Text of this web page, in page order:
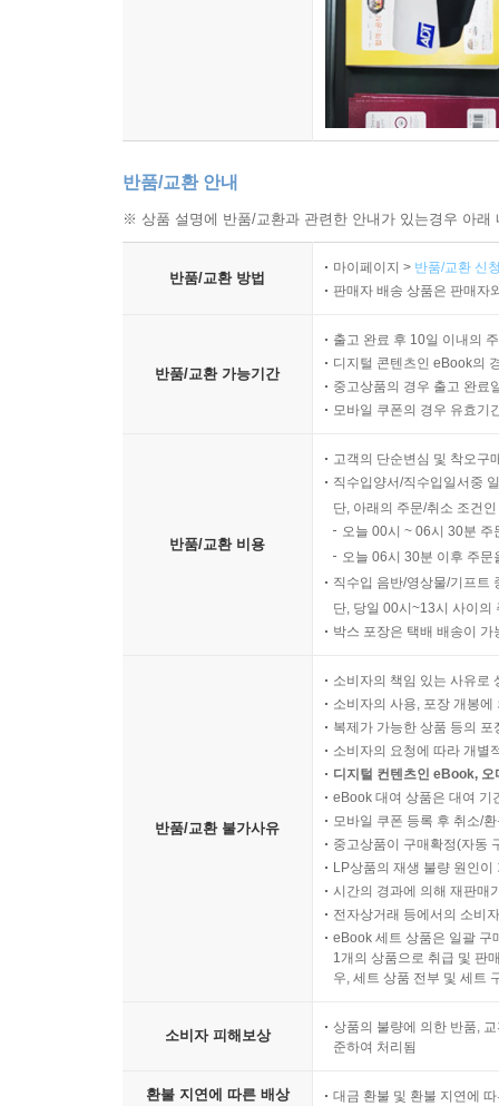
반품/교환 안내
※ 상품 설명에 반품/교환과 관련한 안내가 있는경우 아
반품/교환 방법
마이페이지 > 반품/교환 신
판매자 배송 상품은 판매자
반품/교환 가능기간
출고 완료 후 10일 이내의
디지털 콘텐츠인 eBook의
중고상품의 경우 출고 완료
모바일 쿠폰의 경우 유효기
반품/교환 비용
고객의 단순변심 및 착오구
직수입양서/직수입일서중
단, 아래의 주문/취소 조건
오늘 00시 ~ 06시 30분
오늘 06시 30분 이후 주
직수입 음반/영상물/기프트
단, 당일 00시~13시 사이의
박스 포장은 택배 배송이
반품/교환 불가사유
소비자의 책임 있는 사유로
소비자의 사용, 포장 개봉
복제가 가능한 상품 등의
소비자의 요청에 따라 개별
디지털 컨텐츠인 eBook,
eBook 대여 상품은 대여 기
모바일 쿠폰 등록 후 취소/
중고상품이 구매확정(자동
LP상품의 재생 불량 원인
시간의 경과에 의해 재판매
전자상거래 등에서의 소비
eBook 세트 상품은 일괄 구
1개의 상품으로 취급 및 판
우, 세트 상품 전부 및 세트
소비자 피해보상
상품의 불량에 의한 반품,
준하여 처리됨
환불 지연에 따른 배상 대금 환불 및 환불 지연에